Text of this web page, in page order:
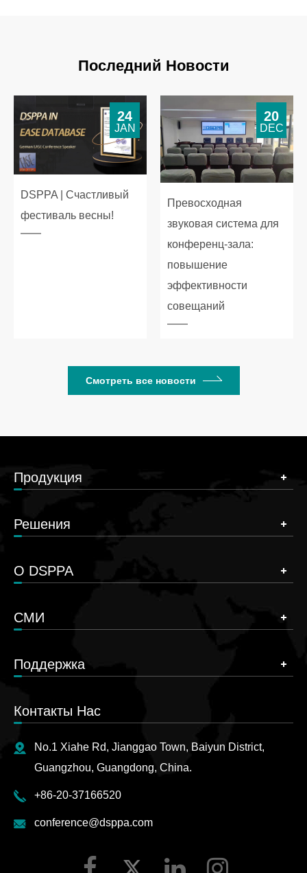
Последний Новости
DSPPA | Счастливый
фестиваль весны!
24
JAN
Превосходная
звуковая система для
конференц-зала:
повышение
эффективности
совещаний
20
DEC
Смотреть все новости
Продукция
Решения
О DSPPA
СМИ
Поддержка
Контакты Нас
No.1 Xiahe Rd, Jianggao Town, Baiyun District,
Guangzhou, Guangdong, China.
+86-20-37166520
conference@dsppa.com